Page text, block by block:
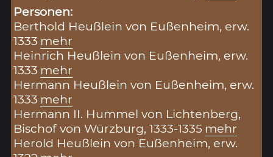
Personen:
Berthold Heußlein von Eußenheim, erw.
1333 mehr
Heinrich Heußlein von Eußenheim, erw.
1333 mehr
Hermann Heußlein von Eußenheim, erw.
1333 mehr
Hermann II. Hummel von Lichtenberg,
Bischof von Würzburg, 1333-1335 mehr
Herold Heußlein von Eußenheim, erw.